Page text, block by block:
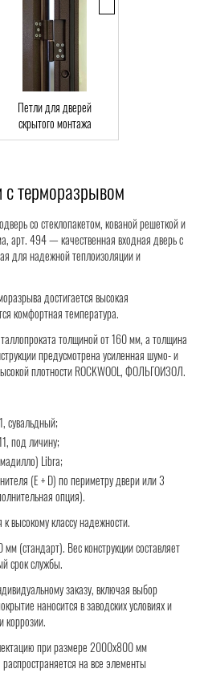
Петли для дверей
скрытого монтажа
с терморазрывом
со стеклопакетом, кованой решеткой и
арт. 494 — качественная входная дверь с
для надежной теплоизоляции и
достигается высокая
комфортная температура.
толщиной от 160 мм, а толщина
предусмотрена усиленная шумо- и
плотности ROCKWOOL, ФОЛЬГОИЗОЛ.
сувальдный;
под личину;
Libra;
(Е + D) по периметру двери или 3
опция).
высокому классу надежности.
(стандарт). Вес конструкции составляет
срок службы.
заказу, включая выбор
наносится в заводских условиях и
коррозии.
при размере 2000x800 мм
на все элементы